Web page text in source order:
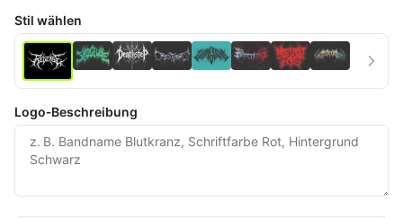
Stil wählen
Logo‑Beschreibung